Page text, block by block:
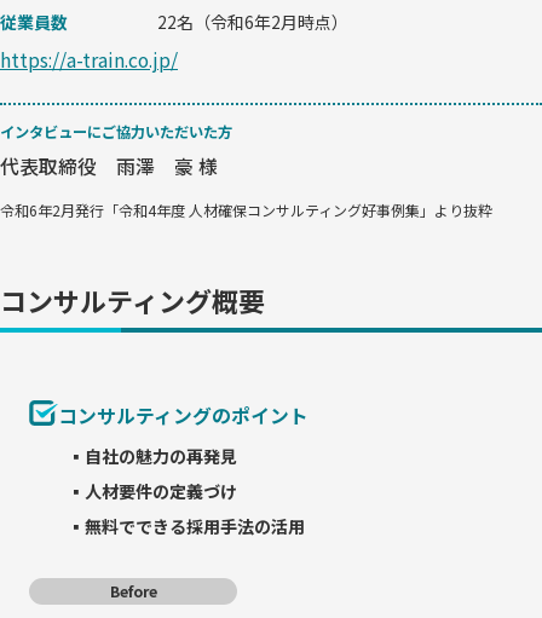
従業員数
22名（令和6年2月時点）
https://a-train.co.jp/
インタビューにご協力いただいた方
代表取締役 雨澤 豪 様
令和6年2月発行「令和4年度 人材確保コンサルティング好事例集」より抜粋
コンサルティング概要
コンサルティングのポイント
▪自社の魅力の再発見
▪人材要件の定義づけ
▪無料でできる採用手法の活用
Before